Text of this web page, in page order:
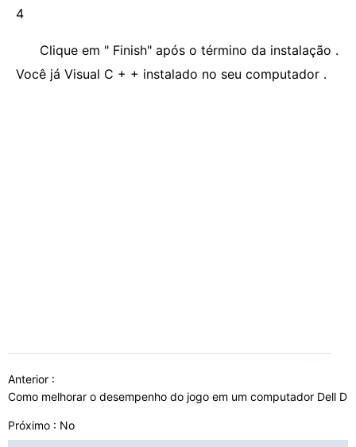
4
Clique em " Finish" após o término da instalação .
Você já Visual C + + instalado no seu computador .
Anterior :
Como melhorar o desempenho do jogo em um computador Dell
Próximo : No